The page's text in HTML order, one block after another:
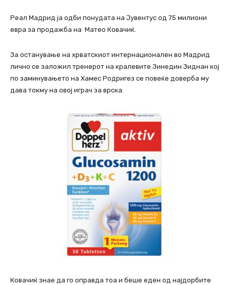
Реал Мадрид ја одби понудата на Јувентус од 75 милиони
евра за продажба на Матео Ковачиќ.
За останување на хрватскиот интернационален во Мадрид
лично се заложил тренерот на кралевите Зинедин Зиднан кој
по заминувањето на Хамес Родригез се повеќе доверба му
дава токму на овој играч за врска.
Ковачиќ знае да го оправда тоа и беше еден од најдорбите